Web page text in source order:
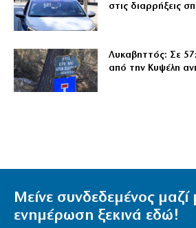
στις διαρρήξεις
Λυκαβηττός: Σε
από την Κυψέλη
Μείνε συνδεδεμένος μαζί
ενημέρωση ξεκινά εδώ!